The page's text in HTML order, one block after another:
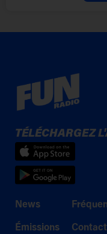
TÉLÉCHARGEZ
News
Émissions Contact